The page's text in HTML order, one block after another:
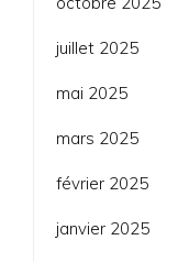
juillet 2025
mai 2025
mars 2025
février 2025
janvier 2025